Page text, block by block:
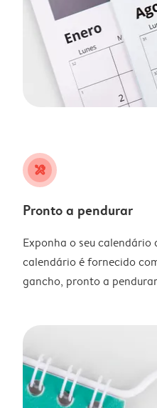
tools
Pronto a pendurar
Exponha o seu calendário
calendário é fornecido
gancho, pronto a